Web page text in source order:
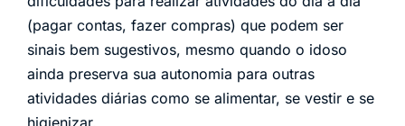
(pagar contas, fazer compras) que podem ser
sinais bem sugestivos, mesmo quando o idoso
ainda preserva sua autonomia para outras
atividades diárias como se alimentar, se vestir e se